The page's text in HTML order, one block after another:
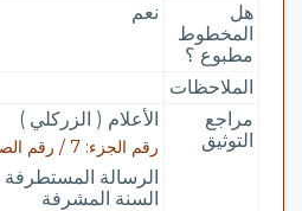
هل
المخطوط
مطبوع ؟
نعم
الملاحظات
مراجع
التوثيق
الأعلام ( الزركلي )
رقم الجزء: 7 / رقم الصفحة: 87
الرسالة
السنة المشرفة